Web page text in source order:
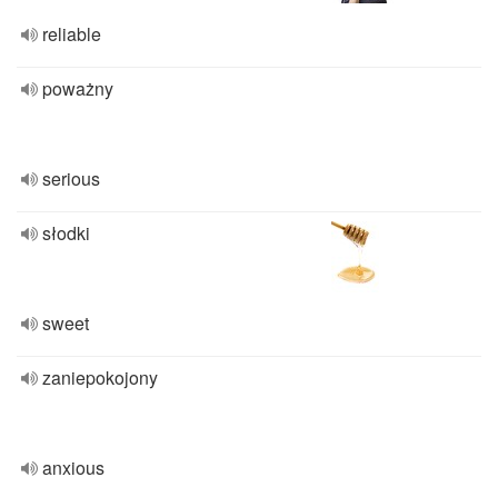
reliable
poważny
serious
słodki
sweet
zaniepokojony
anxious